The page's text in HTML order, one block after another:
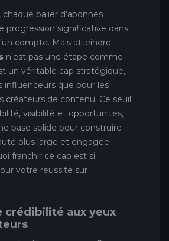
palier d’abonnés
progression significative dans
compte. Mais atteindre
n’est pas une étape comme
un véritable cap stratégique,
influenceurs que pour les
créateurs de contenu. Ce seuil
visibilité et opportunités,
base solide pour construire
plus large et engagée.
franchir ce cap est si
votre réussite sur
crédibilité aux yeux